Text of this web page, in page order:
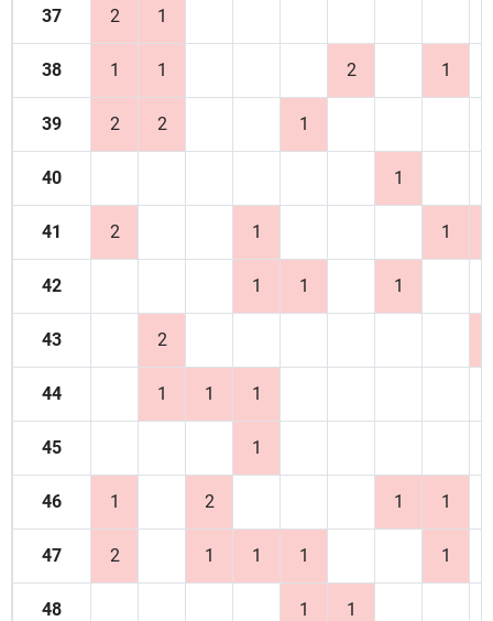
37 2 1
38 1 1 2 1
39 2 2 1
40 1
41 2 1 1
42 1 1 1
43 2
44 1 1 1
45 1
46 1 2 1 1
47 2 1 1 1 1
48 1 1